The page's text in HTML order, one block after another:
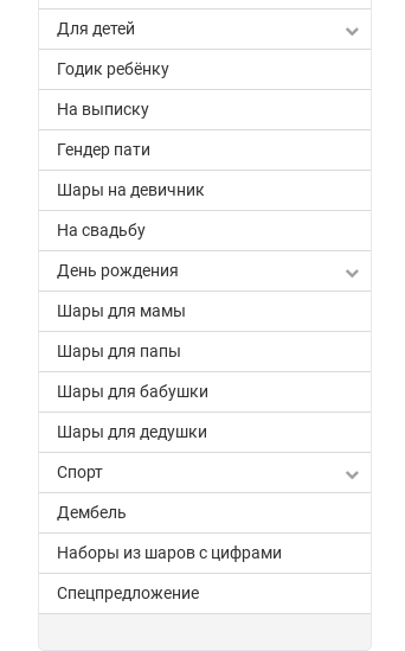
Для детей
Годик ребёнку
На выписку
Гендер пати
Шары на девичник
На свадьбу
День рождения
Шары для мамы
Шары для папы
Шары для бабушки
Шары для дедушки
Спорт
Дембель
Наборы из шаров с цифрами
Спецпредложение